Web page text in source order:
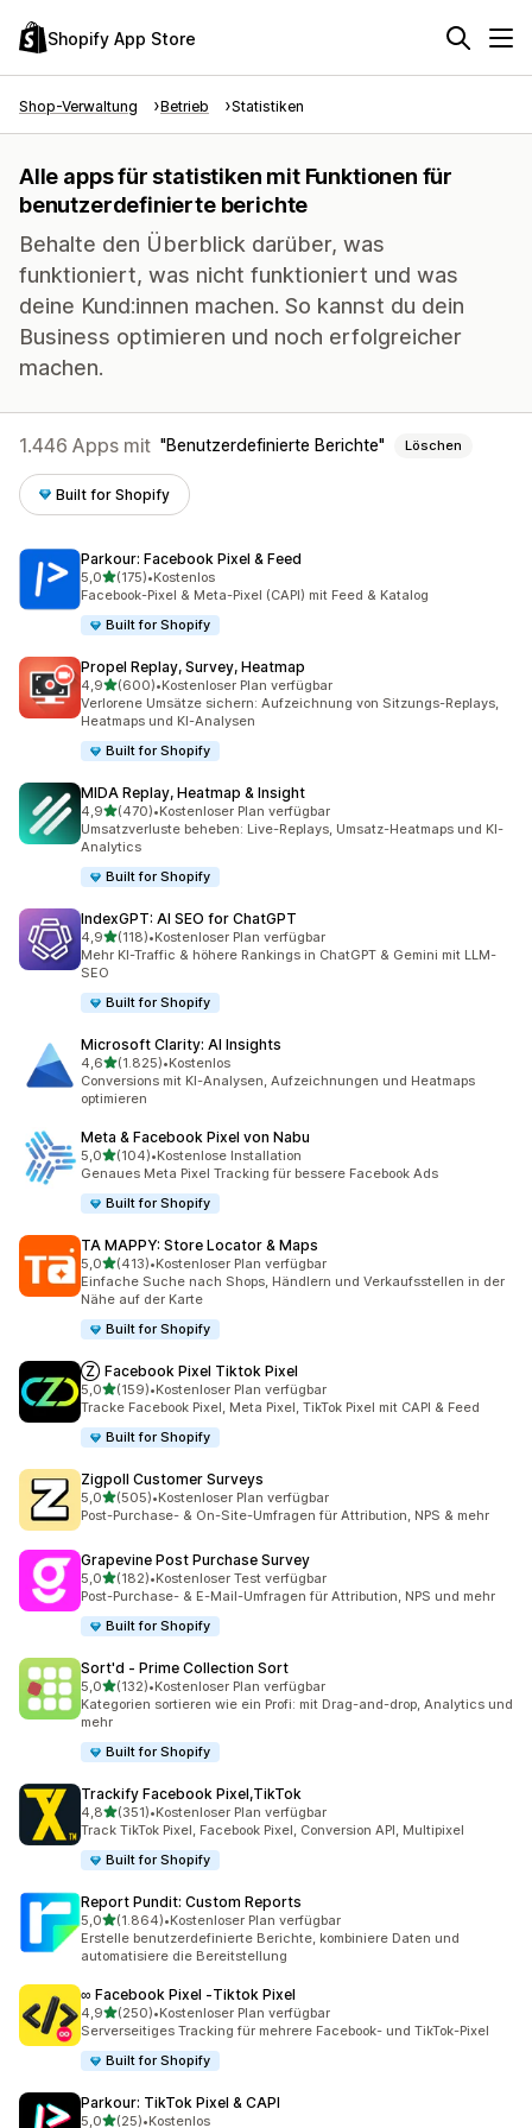
Shopify App Store
Shop-Verwaltung Betrieb Statistiken
Alle apps für statistiken mit Funktionen für
benutzerdefinierte berichte
Behalte den Überblick darüber, was
funktioniert, was nicht funktioniert und was
deine Kund:innen machen. So kannst du dein
Business optimieren und noch erfolgreicher
machen.
1.446 Apps mit Benutzerdefinierte Berichte Löschen
Built for Shopify
Parkour: Facebook Pixel & Feed
5,0von 5 Sternen
(175)
175 Rezensionen insgesamt
•Kostenlos
Facebook-Pixel & Meta-Pixel (CAPI) mit Feed & Katalog
Built for Shopify
Propel Replay, Survey, Heatmap
4,9von 5 Sternen
(600)
600 Rezensionen insgesamt
•Kostenloser Plan verfügbar
Verlorene Umsätze sichern: Aufzeichnung von Sitzungs-Replays,
Heatmaps und KI-Analysen
Built for Shopify
MIDA Replay, Heatmap & Insight
4,9von 5 Sternen
(470)
470 Rezensionen insgesamt
•Kostenloser Plan verfügbar
Umsatzverluste beheben: Live-Replays, Umsatz-Heatmaps und KI-
Analytics
Built for Shopify
IndexGPT: AI SEO for ChatGPT
4,9von 5 Sternen
(118)
118 Rezensionen insgesamt
•Kostenloser Plan verfügbar
Mehr KI-Traffic & höhere Rankings in ChatGPT & Gemini mit LLM-
SEO
Built for Shopify
Microsoft Clarity: AI Insights
4,6von 5 Sternen
(1.825)
1825 Rezensionen insgesamt
•Kostenlos
Conversions mit KI-Analysen, Aufzeichnungen und Heatmaps
optimieren
Meta & Facebook Pixel von Nabu
5,0von 5 Sternen
(104)
104 Rezensionen insgesamt
•Kostenlose Installation
Genaues Meta Pixel Tracking für bessere Facebook Ads
Built for Shopify
TA MAPPY: Store Locator & Maps
5,0von 5 Sternen
(413)
413 Rezensionen insgesamt
•Kostenloser Plan verfügbar
Einfache Suche nach Shops, Händlern und Verkaufsstellen in der
Nähe auf der Karte
Built for Shopify
Ⓩ Facebook Pixel Tiktok Pixel
5,0von 5 Sternen
(159)
159 Rezensionen insgesamt
•Kostenloser Plan verfügbar
Tracke Facebook Pixel, Meta Pixel, TikTok Pixel mit CAPI & Feed
Built for Shopify
Zigpoll Customer Surveys
5,0von 5 Sternen
(505)
505 Rezensionen insgesamt
•Kostenloser Plan verfügbar
Post-Purchase- & On-Site-Umfragen für Attribution, NPS & mehr
Grapevine Post Purchase Survey
5,0von 5 Sternen
(182)
182 Rezensionen insgesamt
•Kostenloser Test verfügbar
Post-Purchase- & E-Mail-Umfragen für Attribution, NPS und mehr
Built for Shopify
Sort'd ‑ Prime Collection Sort
5,0von 5 Sternen
(132)
132 Rezensionen insgesamt
•Kostenloser Plan verfügbar
Kategorien sortieren wie ein Profi: mit Drag-and-drop, Analytics und
mehr
Built for Shopify
Trackify Facebook Pixel,TikTok
4,8von 5 Sternen
(351)
351 Rezensionen insgesamt
•Kostenloser Plan verfügbar
Track TikTok Pixel, Facebook Pixel, Conversion API, Multipixel
Built for Shopify
Report Pundit: Custom Reports
5,0von 5 Sternen
(1.864)
1864 Rezensionen insgesamt
•Kostenloser Plan verfügbar
Erstelle benutzerdefinierte Berichte, kombiniere Daten und
automatisiere die Bereitstellung
∞ Facebook Pixel ‑Tiktok Pixel
4,9von 5 Sternen
(250)
250 Rezensionen insgesamt
•Kostenloser Plan verfügbar
Serverseitiges Tracking für mehrere Facebook- und TikTok-Pixel
Built for Shopify
Parkour: TikTok Pixel & CAPI
5,0von 5 Sternen
(25)•Kostenlos